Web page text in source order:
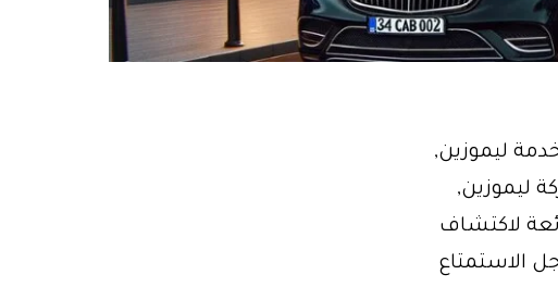
رحلات من مصر: خدمة ليموزين,
ليموزين,
لاكتشاف
ومن أجل الاستمتاع